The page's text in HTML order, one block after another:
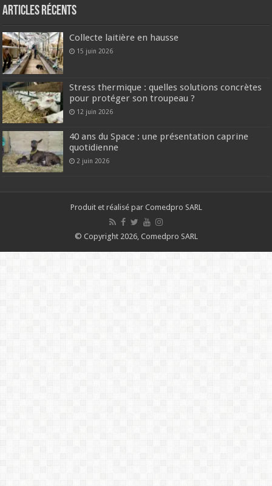
Articles récents
Collecte laitière en hausse
15 juin 2026
Stress thermique : quelles solutions concrètes
pour protéger son troupeau ?
12 juin 2026
40 ans du Space : une présentation caprine
quotidienne
2 juin 2026
Produit et réalisé par Comedpro SARL
© Copyright 2026, Comedpro SARL